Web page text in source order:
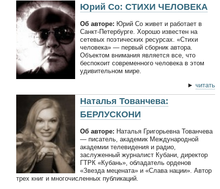
Юрий Со: СТИХИ ЧЕЛОВЕКА
Об авторе: Юрий Со живет и работает в
Санкт-Петербурге. Хорошо известен на
сетевых поэтических ресурсах. «Стихи
человека» — первый сборник автора.
Объектом внимания является все, что
беспокоит современного человека в этом
удивительном мире.
► читать
Наталья Тованчева:
БЕРЛУСКОНИ
Об авторе: Наталья Григорьевна Тованчева
— писатель, академик Международной
академии телевидения и радио,
заслуженный журналист Кубани, директор
ГТРК «Кубань», обладатель орденов
«Звезда мецената» и «Слава нации». Автор
трех книг и многочисленных публикаций.